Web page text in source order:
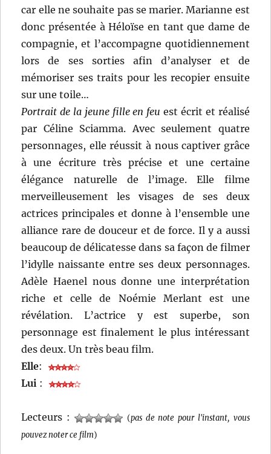
car elle ne souhaite pas se marier. Marianne est
donc présentée à Héloïse en tant que dame de
compagnie, et l’accompagne quotidiennement
lors de ses sorties afin d’analyser et de
mémoriser ses traits pour les recopier ensuite
sur une toile…
Portrait de la jeune fille en feu est écrit et réalisé
par Céline Sciamma. Avec seulement quatre
personnages, elle réussit à nous captiver grâce
à une écriture très précise et une certaine
élégance naturelle de l’image. Elle filme
merveilleusement les visages de ses deux
actrices principales et donne à l’ensemble une
alliance rare de douceur et de force. Il y a aussi
beaucoup de délicatesse dans sa façon de filmer
l’idylle naissante entre ses deux personnages.
Adèle Haenel nous donne une interprétation
riche et celle de Noémie Merlant est une
révélation. L’actrice y est superbe, son
personnage est finalement le plus intéressant
des deux. Un très beau film.
Elle:
Lui :
Lecteurs : (pas de note pour l'instant, vous
pouvez noter ce film)